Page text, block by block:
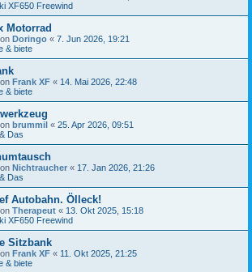
XF650 Freewind
Motorrad
Doringo « 7. Jun 2026, 19:21
& biete
Frank XF « 14. Mai 2026, 22:48
& biete
brummil « 25. Apr 2026, 09:51
Das
Nichtraucher « 17. Jan 2026, 21:26
Das
Autobahn. Ölleck!
Therapeut « 13. Okt 2025, 15:18
XF650 Freewind
Sitzbank
Frank XF « 11. Okt 2025, 21:25
& biete